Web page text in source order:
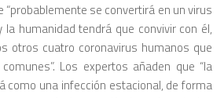
“probablemente se convertirá en un virus
la humanidad tendrá que convivir con él,
otros cuatro coronavirus humanos que
Los expertos añaden que “la
como una infección estacional, de forma